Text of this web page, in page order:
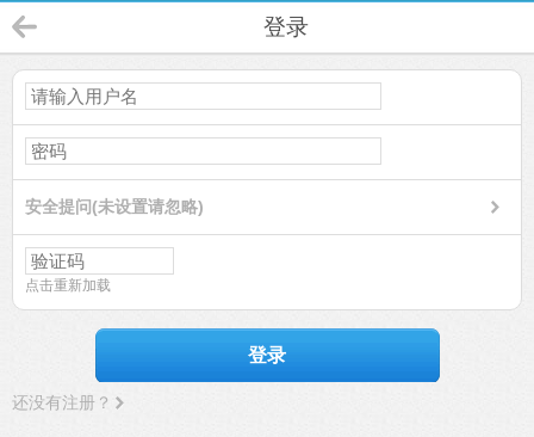
登录
安全提问(未设置请忽略)
点击重新加载
登录
还没有注册？